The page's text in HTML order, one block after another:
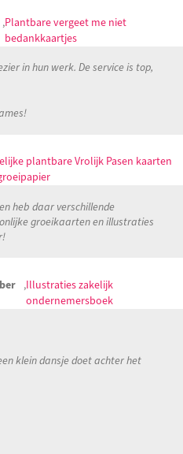
,Plantbare vergeet me niet
bedankkaartjes
in hun werk. De service is top,
plantbare Vrolijk Pasen kaarten
heb daar verschillende
groeikaarten en illustraties
,Illustraties zakelijk
ondernemersboek
klein dansje doet achter het